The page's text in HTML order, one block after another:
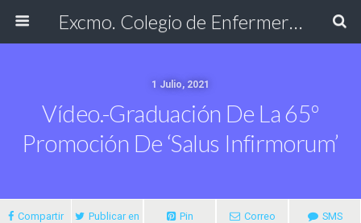
Excmo. Colegio de Enfermería de Cádiz
1 Julio, 2021
Vídeo.-Graduación De La 65º
Promoción De ‘Salus Infirmorum’
Compartir
Publicar en
Pin
Correo
SMS